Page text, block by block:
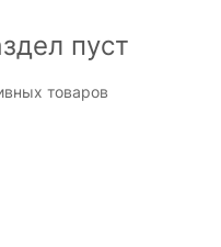
пуст
товаров